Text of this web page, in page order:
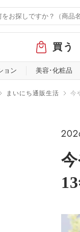
買う
ョン 美容･化粧品
まいにち通販生活 今